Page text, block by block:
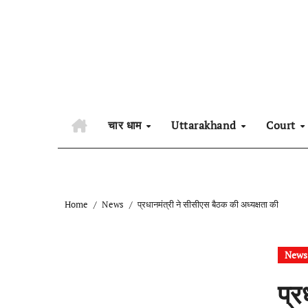
चार धाम Uttarakhand Court
Home News प्रधानमंत्री ने सीसीएस बैठक की अध्यक्षता की
News